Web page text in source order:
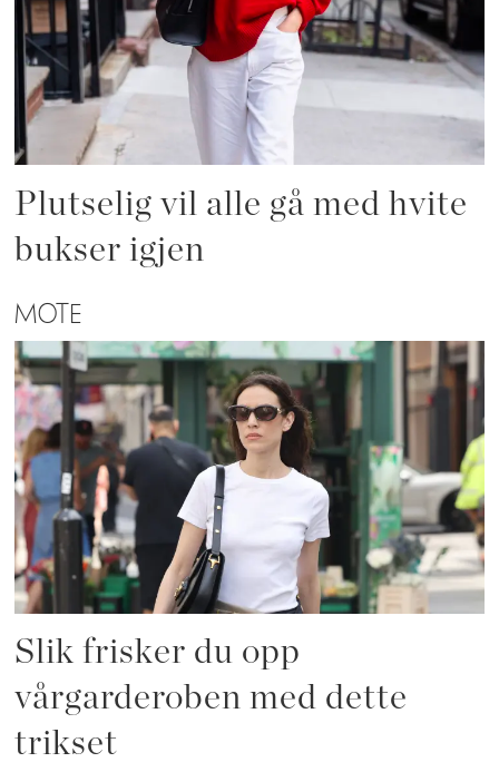
Plutselig vil alle gå med hvite
bukser igjen
MOTE
Slik frisker du opp
vårgarderoben med dette
trikset